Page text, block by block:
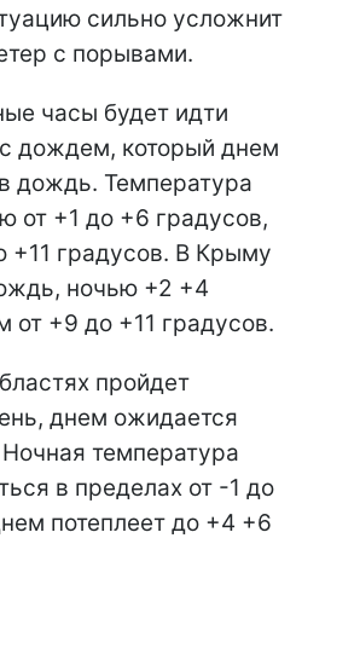
сильно усложнит
с порывами.
часы будет идти
дождем, который днем
дождь. Температура
от +1 до +6 градусов,
+11 градусов. В Крыму
ночью +2 +4
от +9 до +11 градусов.
пройдет
днем ожидается
температура
в пределах от -1 до
потеплеет до +4 +6